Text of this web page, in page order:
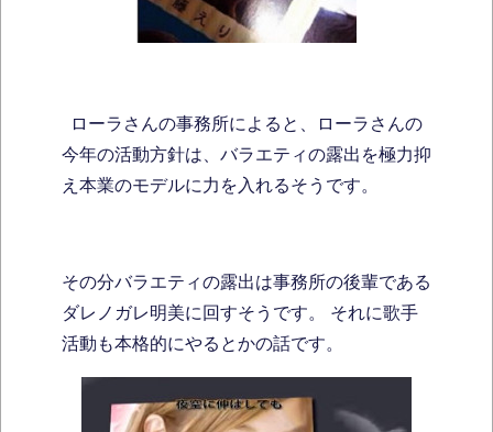
ローラさんの事務所によると、ローラさんの
今年の活動方針は、バラエティの露出を極力抑
え本業のモデルに力を入れるそうです。
その分バラエティの露出は事務所の後輩である
ダレノガレ明美に回すそうです。 それに歌手
活動も本格的にやるとかの話です。